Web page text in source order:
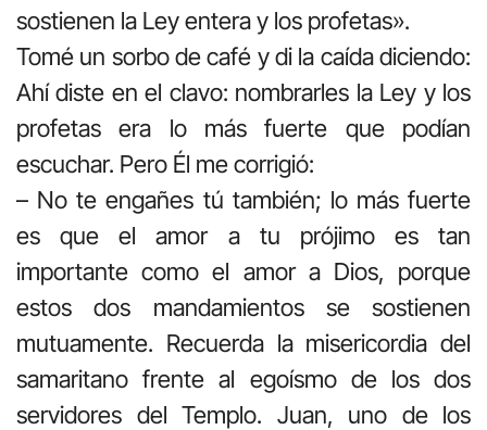
sostienen la Ley entera y los profetas».
Tomé un sorbo de café y di la caída diciendo:
Ahí diste en el clavo: nombrarles la Ley y los
profetas era lo más fuerte que podían
escuchar. Pero Él me corrigió:
– No te engañes tú también; lo más fuerte
es que el amor a tu prójimo es tan
importante como el amor a Dios, porque
estos dos mandamientos se sostienen
mutuamente. Recuerda la misericordia del
samaritano frente al egoísmo de los dos
servidores del Templo. Juan, uno de los